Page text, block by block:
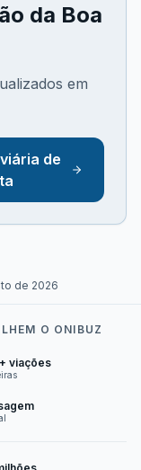
da Boa
em
de
de 2026
O ONIBUZ
viações